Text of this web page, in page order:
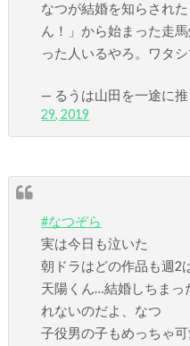
なつが結婚を知らされ
ん！」から始まった走
った人いるやろ。ワタ
— るうは山田を一途に推
29, 2019
#なつぞら
実は今日も泣いた
朝ドラはどの作品も週2
天陽くん…結婚しちまっ
れないのだよ、なつ
子役男の子もめっちゃ